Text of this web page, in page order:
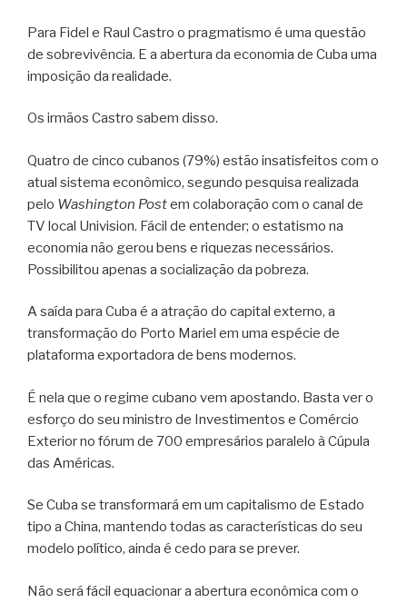
Para Fidel e Raul Castro o pragmatismo é uma questão
de sobrevivência. E a abertura da economia de Cuba uma
imposição da realidade.
Os irmãos Castro sabem disso.
Quatro de cinco cubanos (79%) estão insatisfeitos com o
atual sistema econômico, segundo pesquisa realizada
pelo Washington Postem colaboração com o canal de
TV local Univision. Fácil de entender; o estatismo na
economia não gerou bens e riquezas necessários.
Possibilitou apenas a socialização da pobreza.
A saída para Cuba é a atração do capital externo, a
transformação do Porto Mariel em uma espécie de
plataforma exportadora de bens modernos.
É nela que o regime cubano vem apostando. Basta ver o
esforço do seu ministro de Investimentos e Comércio
Exterior no fórum de 700 empresários paralelo à Cúpula
das Américas.
Se Cuba se transformará em um capitalismo de Estado
tipo a China, mantendo todas as características do seu
modelo político, ainda é cedo para se prever.
Não será fácil equacionar a abertura econômica com o